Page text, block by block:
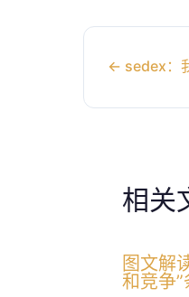
← sedex：
相关
图文解
和竞争”